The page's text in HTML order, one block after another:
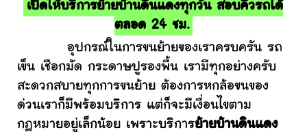
เปิดให้บริการย้ายบ้านดินแดงทุกวัน สอบคิวรถได้
ตลอด 24 ชม.
อุปกรณ์ในการขนย้ายของเราครบครัน รถ
เข็น เชือกมัด กระดาษปูรองพื้น เรามีทุกอย่างครับ
สะดวกสบายทุกการขนย้าย ต้องการหกล้อขนของ
ด่วนเราก็มีพร้อมบริการ แต่ก็จะมีเงื่อนไขตาม
กฎหมายอยู่เล็กน้อย เพราะบริการย้ายบ้านดินแดง